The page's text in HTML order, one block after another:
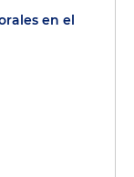
en el